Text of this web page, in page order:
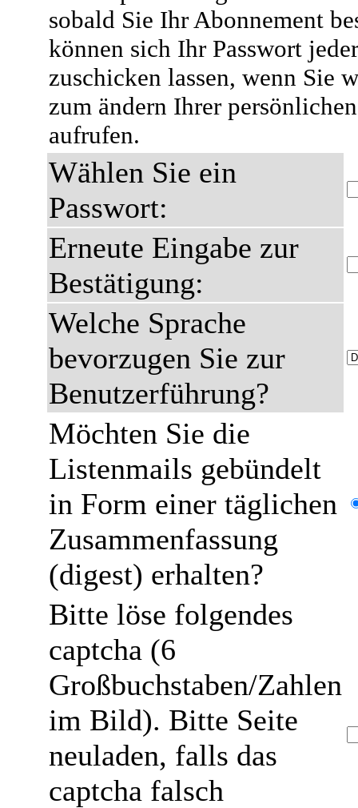
sobald Sie Ihr Abonnement
können sich Ihr Passwort
zuschicken lassen, wenn Sie
zum ändern Ihrer
aufrufen.
Wählen Sie ein
Passwort:
Erneute Eingabe zur
Bestätigung:
Welche Sprache
bevorzugen Sie zur
Benutzerführung?
Möchten Sie die
Listenmails gebündelt
in Form einer täglichen
Zusammenfassung
(digest) erhalten?
Bitte löse folgendes
captcha (6
Großbuchstaben/Zahlen
im Bild). Bitte Seite
neuladen, falls das
captcha falsch